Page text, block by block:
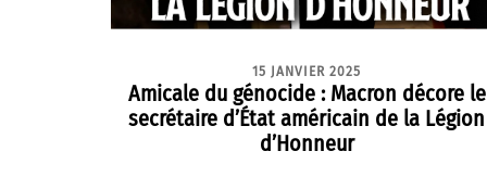
15 JANVIER 2025
Amicale du génocide : Macron décore le
secrétaire d’État américain de la Légion
d’Honneur